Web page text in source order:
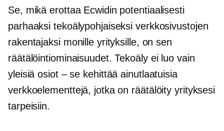
Se, mikä erottaa Ecwidin potentiaalisesti
parhaaksi tekoälypohjaiseksi verkkosivustojen
rakentajaksi monille yrityksille, on sen
räätälöintiominaisuudet. Tekoäly ei luo vain
yleisiäosiot – se kehittää ainutlaatuisia
verkkoelementtejä, jotka on räätälöity yrityksesi
tarpeisiin.